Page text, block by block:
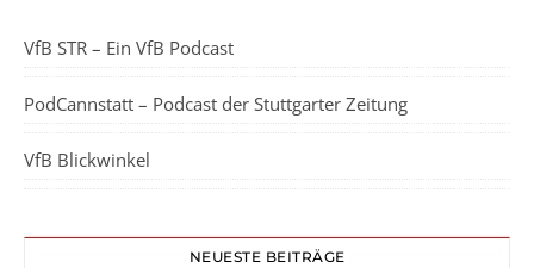
VfB STR – Ein VfB Podcast
PodCannstatt – Podcast der Stuttgarter Zeitung
VfB Blickwinkel
NEUESTE BEITRÄGE